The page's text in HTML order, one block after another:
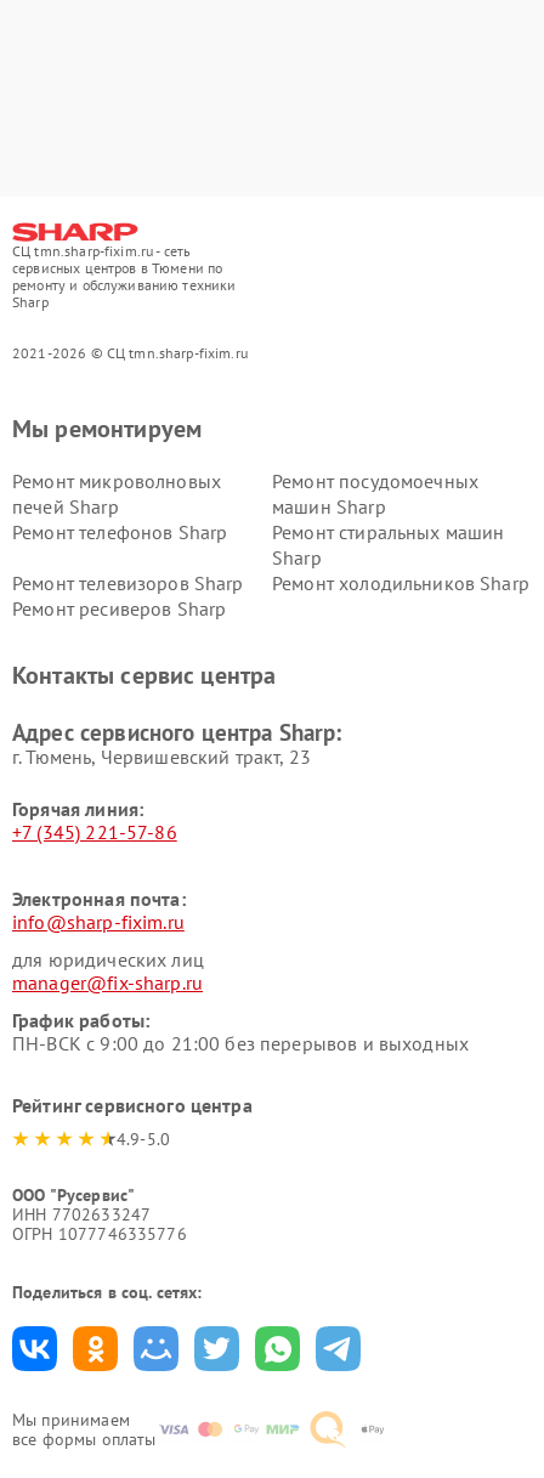
СЦ tmn.sharp-fixim.ru - сеть
сервисных центров в Тюмени по
ремонту и обслуживанию техники
Sharp
2021-2026 © СЦ tmn.sharp-fixim.ru
Мы принимаем
все формы оплаты
Мы ремонтируем
Ремонт микроволновых
печей Sharp
Ремонт посудомоечных
машин Sharp
Ремонт телефонов Sharp
Ремонт стиральных машин
Sharp
Ремонт телевизоров Sharp
Ремонт холодильников Sharp
Ремонт ресиверов Sharp
Контакты сервис центра
Адрес сервисного центра Sharp:
г. Тюмень, ​Червишевский тракт, 23
Горячая линия:
+7 (345) 221-57-86
Электронная почта:
info@sharp-fixim.ru
для юридических лиц
manager@fix-sharp.ru
График работы:
ПН-ВСК с 9:00 до 21:00 без перерывов и выходных
Рейтинг сервисного центра
4.9-5.0
ООО "Русервис"
ИНН 7702633247
ОГРН 1077746335776
Поделиться в соц. сетях: